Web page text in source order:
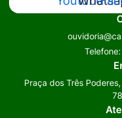
a
Social
a
Social
a
Telefone:
Praça dos Três